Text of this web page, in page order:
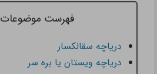
فهرست موضوعات
دریاچه سقالکسار
دریاچه ویستان یا بره سر